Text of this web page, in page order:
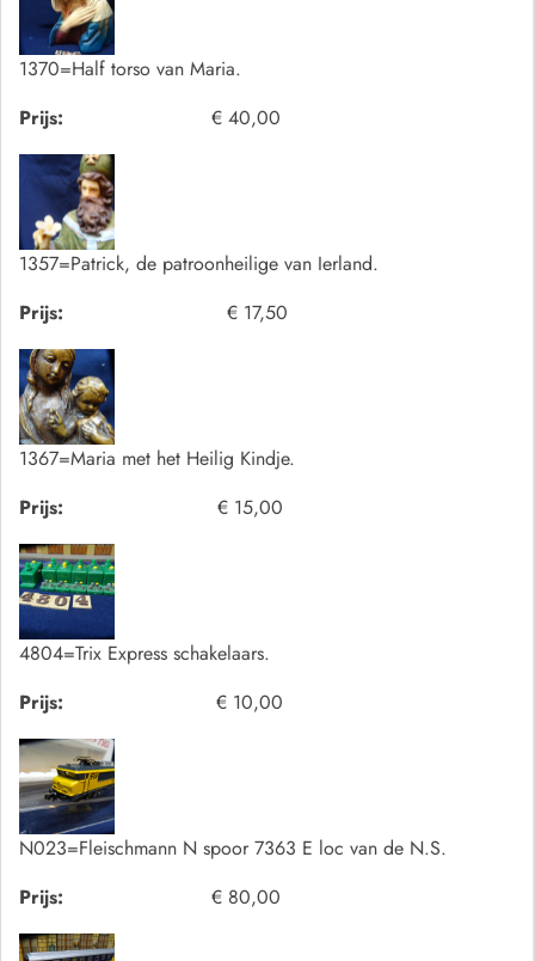
1370=Half torso van Maria.
Prijs:
€ 40,00
1357=Patrick, de patroonheilige van Ierland.
Prijs:
€ 17,50
1367=Maria met het Heilig Kindje.
Prijs:
€ 15,00
4804=Trix Express schakelaars.
Prijs:
€ 10,00
N023=Fleischmann N spoor 7363 E loc van de N.S.
Prijs:
€ 80,00